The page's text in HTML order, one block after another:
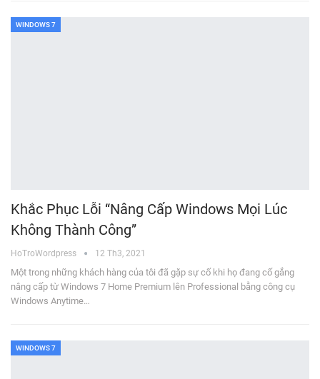
WINDOWS 7
Khắc Phục Lỗi “Nâng Cấp Windows Mọi Lúc
Không Thành Công”
HoTroWordpress 12 Th3, 2021
Một trong những khách hàng của tôi đã gặp sự cố khi họ đang cố gắng
nâng cấp từ Windows 7 Home Premium lên Professional bằng công cụ
Windows Anytime…
WINDOWS 7